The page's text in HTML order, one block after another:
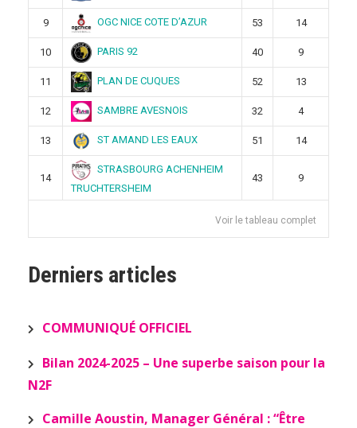
9 OGC NICE COTE D’AZUR 53 14
10 PARIS 92 40 9
11 PLAN DE CUQUES 52 13
12 SAMBRE AVESNOIS 32 4
13 ST AMAND LES EAUX 51 14
14
STRASBOURG ACHENHEIM
TRUCHTERSHEIM
43 9
Voir le tableau complet
Derniers articles
COMMUNIQUÉ OFFICIEL
Bilan 2024-2025 – Une superbe saison pour la
N2F
Camille Aoustin, Manager Général : “Être